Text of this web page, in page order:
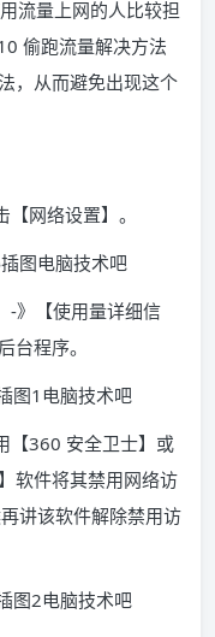
流量上网的人比较担
偷跑流量解决方法
，从而避免出现这个
网络设置】。
-》【使用量详细信
台程序。
【360 安全卫士】或
软件将其禁用网络访
讲该软件解除禁用访